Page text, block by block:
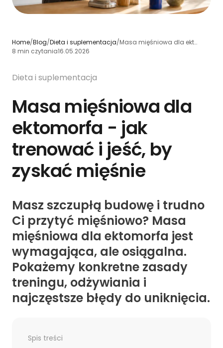
Home/Blog/Dieta i suplementacja/
Masa mięśniowa dla ektomorfa - jak trenować i jeść, by zyskać mięśnie
8 min czytania16.05.2026
Dieta i suplementacja
Masa mięśniowa dla
ektomorfa - jak
trenować i jeść, by
zyskać mięśnie
Masz szczupłą budowę i trudno
Ci przytyć mięśniowo? Masa
mięśniowa dla ektomorfa jest
wymagająca, ale osiągalna.
Pokażemy konkretne zasady
treningu, odżywiania i
najczęstsze błędy do uniknięcia.
Spis treści